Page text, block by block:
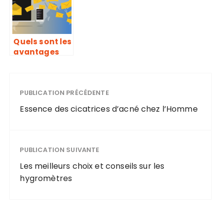
Quels sont les
avantages
en ligne ?
PUBLICATION PRÉCÉDENTE
Essence des cicatrices d’acné chez l’Homme
PUBLICATION SUIVANTE
Les meilleurs choix et conseils sur les
hygromètres